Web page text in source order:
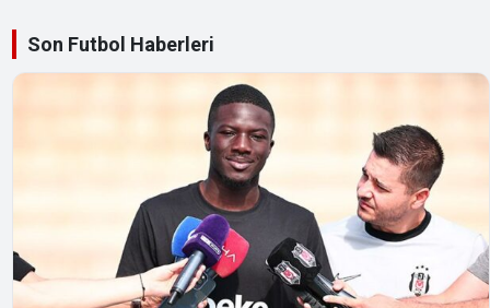
Son Futbol Haberleri